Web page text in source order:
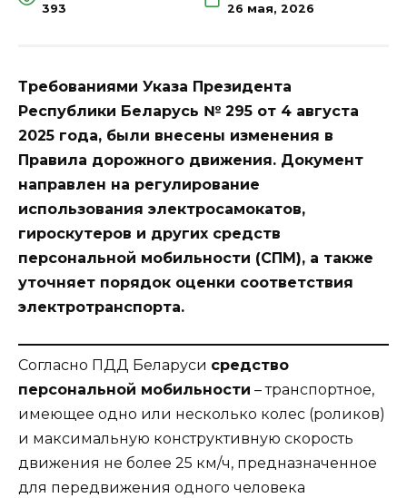
393 26 мая, 2026
Требованиями Указа Президента
Республики Беларусь № 295 от 4 августа
2025 года, были внесены изменения в
Правила дорожного движения. Документ
направлен на регулирование
использования электросамокатов,
гироскутеров и других средств
персональной мобильности (СПМ), а также
уточняет порядок оценки соответствия
электротранспорта.
Согласно ПДД Беларуси средство
персональной мобильности – транспортное,
имеющее одно или несколько колес (роликов)
и максимальную конструктивную скорость
движения не более 25 км/ч, предназначенное
для передвижения одного человека